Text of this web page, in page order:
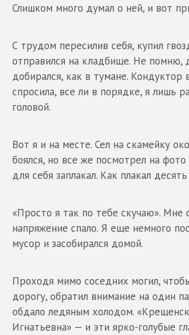
Слишком много думал о ней, и вот
С трудом пересилив себя, купил
отправился на кладбище. Не помню,
добирался, как в тумане. Кондуктор
спросила, все ли в порядке, я лишь
головой.
Вот я и на месте. Сел на скамейку
боялся, но все же посмотрел на
для себя заплакал. Как плакал
«Просто я так по тебе скучаю». Мне
напряжение спало. Я еще немного
мусор и засобирался домой.
Проходя мимо соседних могил,
дорогу, обратил внимание на один
обдало ледяным холодом.
Игнатьевна» — и эти ярко-голубые